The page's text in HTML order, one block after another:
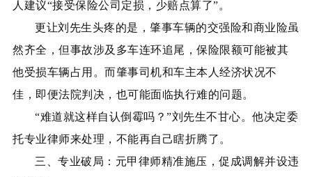
人建议“接受保险公司定损，少赔点算了”。
更让刘先生头疼的是，肇事车辆的交强险和商业险虽
然齐全，但事故涉及多车连环追尾，保险限额可能被其
他受损车辆占用。而肇事司机和车主本人经济状况不
佳，即便法院判决，也可能面临执行难的问题。
“难道就这样自认倒霉吗？”刘先生不甘心。他决定委
托专业律师来处理，不能再自己瞎折腾了。
三、专业破局：元甲律师精准施压，促成调解并设违